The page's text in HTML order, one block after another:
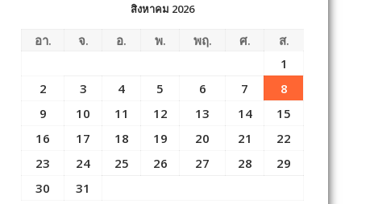
สิงหาคม 2026
อา. จ. อ. พ. พฤ. ศ.
ส.
1
2
3 4 5 6 7
8
9
10 11 12 13 14
15
16
17 18 19 20 21
22
23
24 25 26 27 28
29
30
31